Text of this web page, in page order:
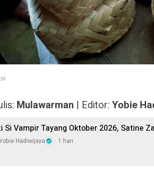
Mulawarman | Editor: Yobie
Si Vampir Tayang Oktober 2026, Satine
Hadiwijaya 1 hari